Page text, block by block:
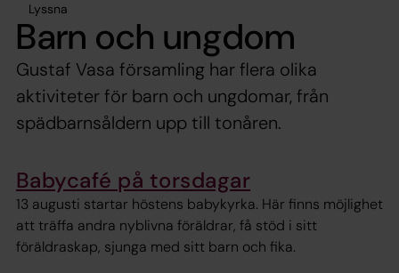
Lyssna
Barn och ungdom
Gustaf Vasa församling har flera olika
aktiviteter för barn och ungdomar, från
spädbarnsåldern upp till tonåren.
Babycafé på torsdagar
13 augusti startar höstens babykyrka. Här finns möjlighet
att träffa andra nyblivna föräldrar, få stöd i sitt
föräldraskap, sjunga med sitt barn och fika.